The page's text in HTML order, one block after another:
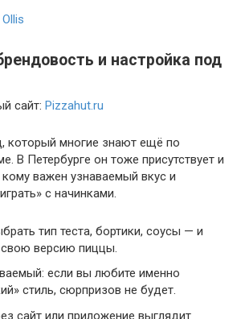
Ollis
и настройка под
сайт: Pizzahut.ru
который многие знают ещё по
В Петербурге он тоже присутствует и
кому важен узнаваемый вкус и
с начинками.
тип теста, бортики, соусы — и
версию пиццы.
если вы любите именно
стиль, сюрпризов не будет.
сайт или приложение выглядит